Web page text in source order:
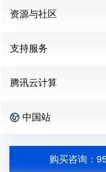
资源与社区
支持服务
腾讯云计算
中国站
购买咨询：